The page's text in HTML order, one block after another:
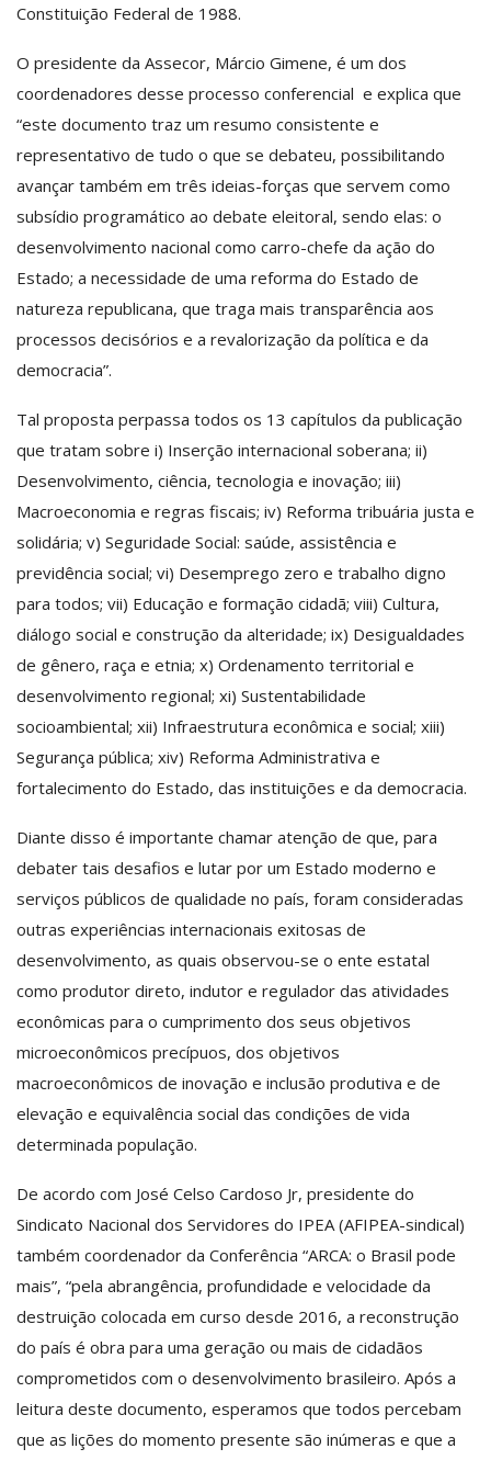
Constituição Federal de 1988.
O presidente da Assecor, Márcio Gimene, é um dos
coordenadores desse processo conferencial e explica que
“este documento traz um resumo consistente e
representativo de tudo o que se debateu, possibilitando
avançar também em três ideias-forças que servem como
subsídio programático ao debate eleitoral, sendo elas: o
desenvolvimento nacional como carro-chefe da ação do
Estado; a necessidade de uma reforma do Estado de
natureza republicana, que traga mais transparência aos
processos decisórios e a revalorização da política e da
democracia”.
Tal proposta perpassa todos os 13 capítulos da publicação
que tratam sobre i) Inserção internacional soberana; ii)
Desenvolvimento, ciência, tecnologia e inovação; iii)
Macroeconomia e regras fiscais; iv) Reforma tribuária justa e
solidária; v) Seguridade Social: saúde, assistência e
previdência social; vi) Desemprego zero e trabalho digno
para todos; vii) Educação e formação cidadã; viii) Cultura,
diálogo social e construção da alteridade; ix) Desigualdades
de gênero, raça e etnia; x) Ordenamento territorial e
desenvolvimento regional; xi) Sustentabilidade
socioambiental; xii) Infraestrutura econômica e social; xiii)
Segurança pública; xiv) Reforma Administrativa e
fortalecimento do Estado, das instituições e da democracia.
Diante disso é importante chamar atenção de que, para
debater tais desafios e lutar por um Estado moderno e
serviços públicos de qualidade no país, foram consideradas
outras experiências internacionais exitosas de
desenvolvimento, as quais observou-se o ente estatal
como produtor direto, indutor e regulador das atividades
econômicas para o cumprimento dos seus objetivos
microeconômicos precípuos, dos objetivos
macroeconômicos de inovação e inclusão produtiva e de
elevação e equivalência social das condições de vida
determinada população.
De acordo com José Celso Cardoso Jr, presidente do
Sindicato Nacional dos Servidores do IPEA (AFIPEA-sindical)
também coordenador da Conferência “ARCA: o Brasil pode
mais”, “pela abrangência, profundidade e velocidade da
destruição colocada em curso desde 2016, a reconstrução
do país é obra para uma geração ou mais de cidadãos
comprometidos com o desenvolvimento brasileiro. Após a
leitura deste documento, esperamos que todos percebam
que as lições do momento presente são inúmeras e que a